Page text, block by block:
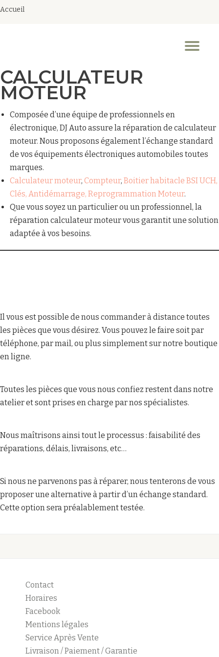
Accueil
CALCULATEUR
MOTEUR
Composée d’une équipe de professionnels en
électronique, DJ Auto assure la réparation de calculateur
moteur. Nous proposons également l’échange standard
de vos équipements électroniques automobiles toutes
marques.
Calculateur moteur, Compteur, Boitier habitacle BSI UCH,
Clés, Antidémarrage, Reprogrammation Moteur.
Que vous soyez un particulier ou un professionnel, la
réparation calculateur moteur vous garantit une solution
adaptée à vos besoins.
Il vous est possible de nous commander à distance toutes
les pièces que vous désirez. Vous pouvez le faire soit par
téléphone, par mail, ou plus simplement sur notre boutique
en ligne.
Toutes les pièces que vous nous confiez restent dans notre
atelier et sont prises en charge par nos spécialistes.
Nous maîtrisons ainsi tout le processus : faisabilité des
réparations, délais, livraisons, etc…
Si nous ne parvenons pas à réparer, nous tenterons de vous
proposer une alternative à partir d’un échange standard.
Cette option sera préalablement testée.
Contact
Horaires
Facebook
Mentions légales
Service Après Vente
Livraison / Paiement / Garantie